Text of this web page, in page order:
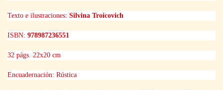
Texto e ilustraciones: Silvina Troicovich
ISBN: 978987236551
32 págs. 22x20 cm
Encuadernación: Rústica